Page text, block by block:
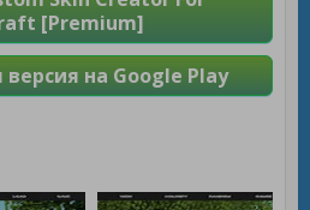
[Premium]
на Google Play